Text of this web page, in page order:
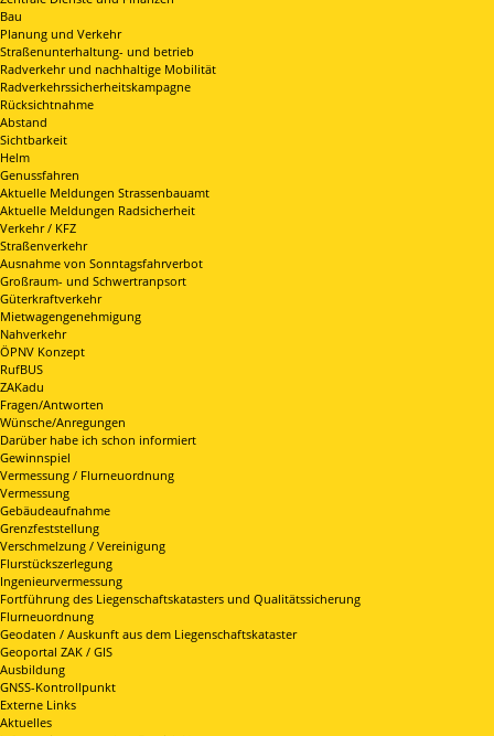
Bau
Planung und Verkehr
Straßenunterhaltung- und betrieb
Radverkehr und nachhaltige Mobilität
Radverkehrssicherheitskampagne
Rücksichtnahme
Abstand
Sichtbarkeit
Helm
Genussfahren
Aktuelle Meldungen Strassenbauamt
Aktuelle Meldungen Radsicherheit
Verkehr / KFZ
Straßenverkehr
Ausnahme von Sonntagsfahrverbot
Großraum- und Schwertranpsort
Güterkraftverkehr
Mietwagengenehmigung
Nahverkehr
ÖPNV Konzept
RufBUS
ZAKadu
Fragen/Antworten
Wünsche/Anregungen
Darüber habe ich schon informiert
Gewinnspiel
Vermessung / Flurneuordnung
Vermessung
Gebäudeaufnahme
Grenzfeststellung
Verschmelzung / Vereinigung
Flurstückszerlegung
Ingenieurvermessung
Fortführung des Liegenschaftskatasters und Qualitätssicherung
Flurneuordnung
Geodaten / Auskunft aus dem Liegenschaftskataster
Geoportal ZAK / GIS
Ausbildung
GNSS-Kontrollpunkt
Externe Links
Aktuelles